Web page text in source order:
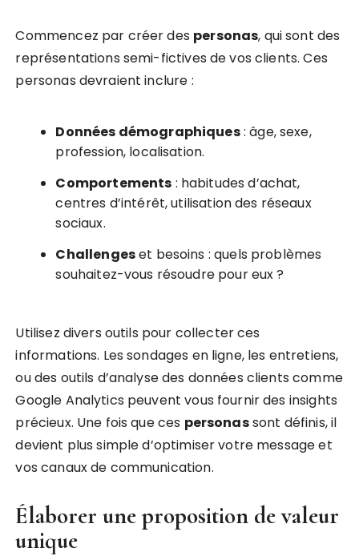
Commencez par créer des personas, qui sont des
représentations semi-fictives de vos clients. Ces
personas devraient inclure :
Données démographiques: âge, sexe,
profession, localisation.
Comportements : habitudes d’achat,
centres d’intérêt, utilisation des réseaux
sociaux.
Challengeset besoins : quels problèmes
souhaitez-vous résoudre pour eux ?
Utilisez divers outils pour collecter ces
informations. Les sondages en ligne, les entretiens,
ou des outils d’analyse des données clients comme
Google Analytics peuvent vous fournir des insights
précieux. Une fois que ces personassont définis, il
devient plus simple d’optimiser votre message et
vos canaux de communication.
Élaborer une proposition de valeur
unique